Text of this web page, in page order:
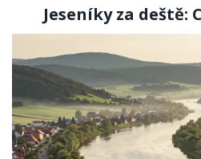
Jeseníky za deště: